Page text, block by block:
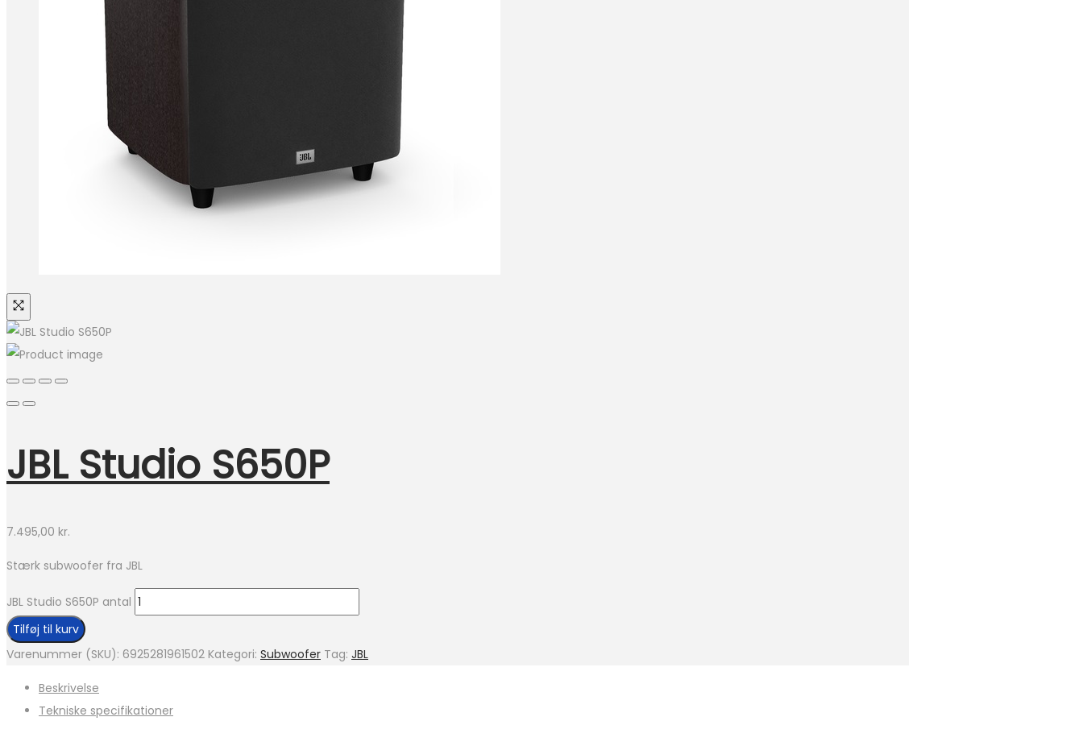
JBL Studio S650P
7.495,00 kr.
Stærk subwoofer fra JBL
JBL Studio S650P antal
Tilføj til kurv
Varenummer (SKU): 6925281961502 Kategori: Subwoofer Tag: JBL
Beskrivelse
Tekniske specifikationer